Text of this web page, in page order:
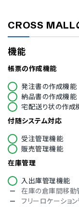
冗長化
通信の暗号化
IP制限
二要素認証・二段
シングルサインオン
対応言語
中国語
英語
韓国語
タイ語
CROSS MALL
機能
帳票の作成機能
発注書の作成機能
納品書の作成機能
宅配送り状の作成
付随システム対応
受注管理機能
販売管理機能
在庫管理
入出庫管理機能
在庫の倉庫間移動
フリーロケーショ